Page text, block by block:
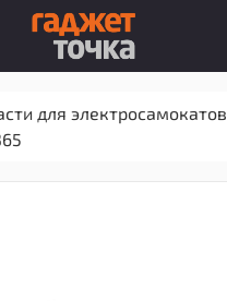
для электросамокатов